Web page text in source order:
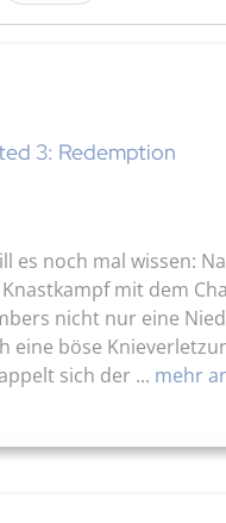
3: Redemption
es noch mal wissen:
mit dem
nicht nur eine
eine böse
sich der ... mehr